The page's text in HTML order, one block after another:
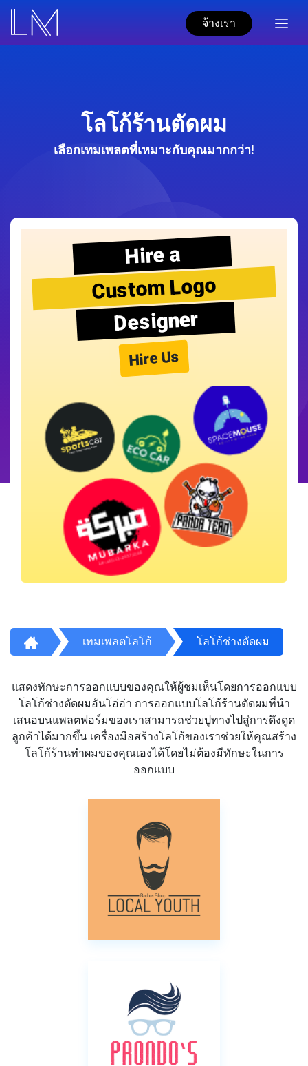
จ้างเรา
โลโก้ร้านตัดผม
เลือกเทมเพลตที่เหมาะกับคุณมากกว่า!
Hire a
Custom Logo
Designer
Hire Us
เทมเพลตโลโก้ โลโก้ช่างตัดผม
แสดงทักษะการออกแบบของคุณให้ผู้ชมเห็นโดยการออกแบบ
โลโก้ช่างตัดผมอันโอ่อ่า การออกแบบโลโก้ร้านตัดผมที่นำ
เสนอบนแพลตฟอร์มของเราสามารถช่วยปูทางไปสู่การดึงดูด
ลูกค้าได้มากขึ้น เครื่องมือสร้างโลโก้ของเราช่วยให้คุณสร้าง
โลโก้ร้านทำผมของคุณเองได้โดยไม่ต้องมีทักษะในการ
ออกแบบ